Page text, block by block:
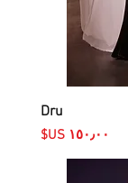
Dru
السعر